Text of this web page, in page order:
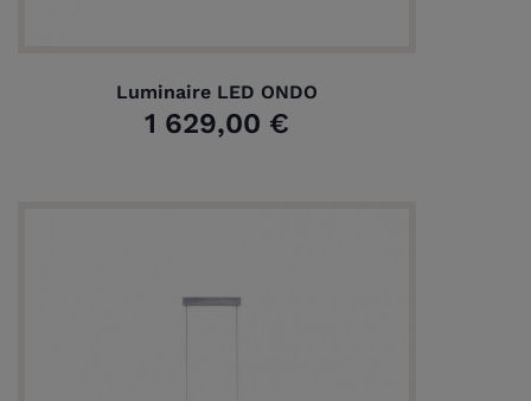
Luminaire LED ONDO
1 629,00 €